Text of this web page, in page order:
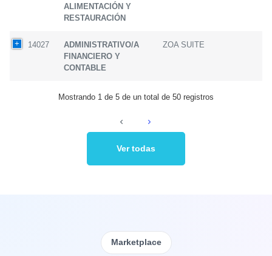
ALIMENTACIÓN Y
RESTAURACIÓN
14027
ADMINISTRATIVO/A
FINANCIERO Y
CONTABLE
ZOA SUITE
Mostrando 1 de 5 de un total de 50 registros
Ver todas
Marketplace